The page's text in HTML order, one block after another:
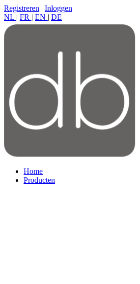
Registreren | Inloggen
NL | FR | EN | DE
Home
Producten